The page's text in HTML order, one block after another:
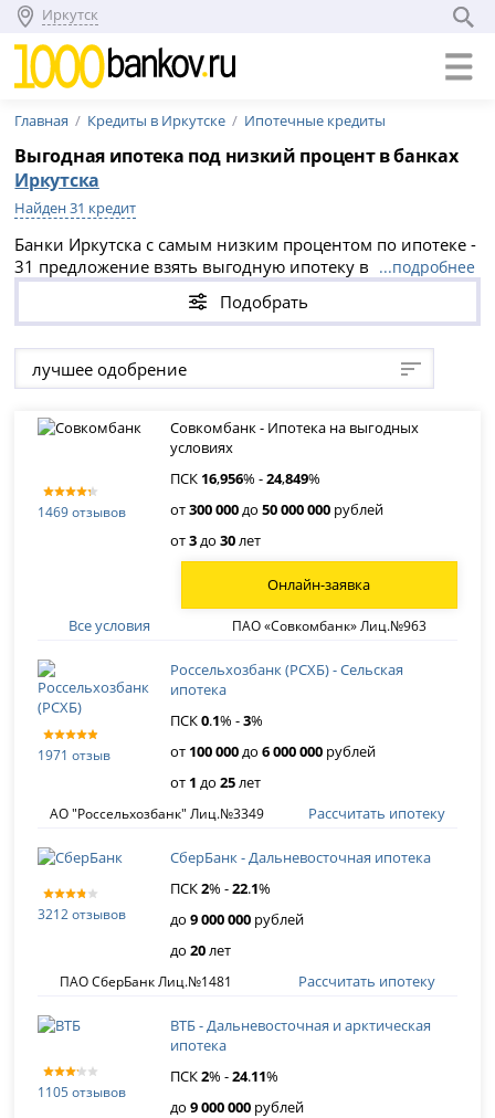
Иркутск
Главная Кредиты в Иркутске Ипотечные кредиты
Выгодная ипотека под низкий процент в банках
Иркутска
Найден 31 кредит
Банки Иркутска с самым низким процентом по ипотеке -
31 предложение взять выгодную ипотеку в банках
Иркутска на вторичное жилье или новостройку.
Выгодные условия и низкий процент по ипотеке в
банках Иркутска в 2026 году.
...подробнее
Подобрать
лучшее одобрение
1469 отзывов
Совкомбанк - Ипотека на выгодных
условиях
ПСК 16,956% -24,849%
от300 000до50 000 000 рублей
от3до30лет
Все условия ПАО «Совкомбанк» Лиц.№963
Онлайн-заявка
1971 отзыв
Россельхозбанк (РСХБ) - Сельская
ипотека
ПСК0.1% -3%
от 100 000до6 000 000 рублей
от 1 до25лет
АО "Россельхозбанк" Лиц.№3349 Рассчитать ипотеку
3212 отзывов
СберБанк - Дальневосточная ипотека
ПСК2% -22.1%
до9 000 000 рублей
до20лет
ПАО СберБанк Лиц.№1481 Рассчитать ипотеку
1105 отзывов
ВТБ - Дальневосточная и арктическая
ипотека
ПСК2% -24.11%
до9 000 000 рублей